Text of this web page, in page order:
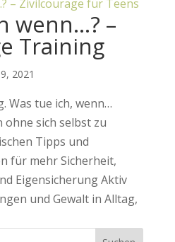
wenn…? –
Training
2021
Was tue ich, wenn…
sich selbst zu
Tipps und
für mehr Sicherheit,
Eigensicherung Aktiv
und Gewalt in Alltag,